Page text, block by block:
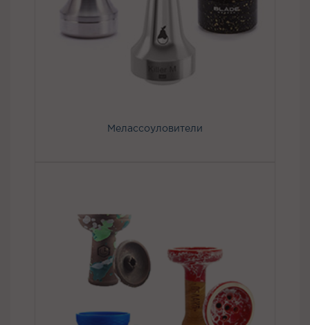
Мелассоуловители